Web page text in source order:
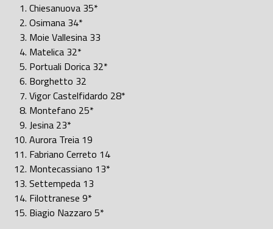
Chiesanuova 35*
Osimana 34*
Moie Vallesina 33
Matelica 32*
Portuali Dorica 32*
Borghetto 32
Vigor Castelfidardo 28*
Montefano 25*
Jesina 23*
Aurora Treia 19
Fabriano Cerreto 14
Montecassiano 13*
Settempeda 13
Filottranese 9*
Biagio Nazzaro 5*